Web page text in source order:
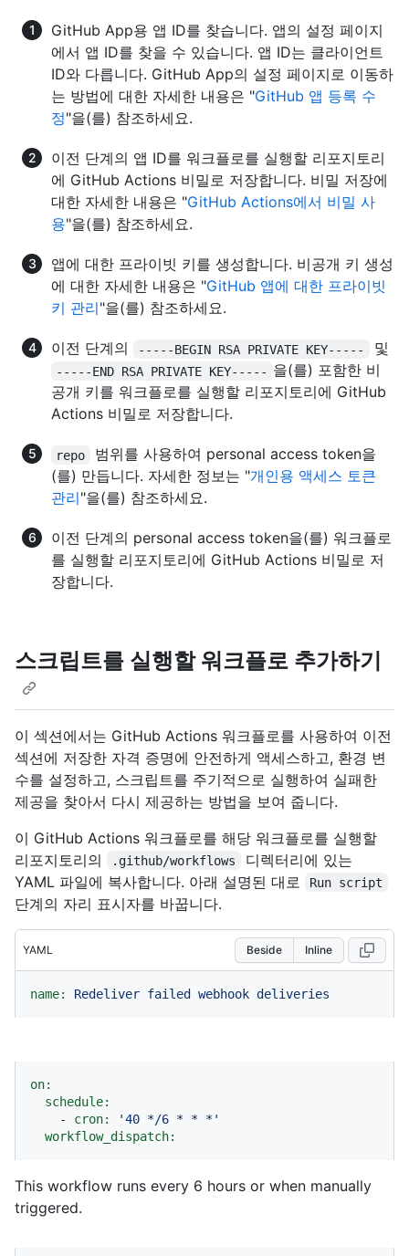
GitHub App용 앱 ID를 찾습니다. 앱의 설정 페이지
에서 앱 ID를 찾을 수 있습니다. 앱 ID는 클라이언트
ID와 다릅니다. GitHub App의 설정 페이지로 이동하
는 방법에 대한 자세한 내용은 "GitHub 앱 등록 수
정"을(를) 참조하세요.
이전 단계의 앱 ID를 워크플로를 실행할 리포지토리
에 GitHub Actions 비밀로 저장합니다. 비밀 저장에
대한 자세한 내용은 "GitHub Actions에서 비밀 사
용"을(를) 참조하세요.
앱에 대한 프라이빗 키를 생성합니다. 비공개 키 생성
에 대한 자세한 내용은 "GitHub 앱에 대한 프라이빗
키 관리"을(를) 참조하세요.
이전 단계의 -----BEGIN RSA PRIVATE KEY----- 및
-----END RSA PRIVATE KEY----- 을(를) 포함한 비
공개 키를 워크플로를 실행할 리포지토리에 GitHub
Actions 비밀로 저장합니다.
repo
범위를 사용하여 personal access token을
(를) 만듭니다. 자세한 정보는 "개인용 액세스 토큰
관리"을(를) 참조하세요.
이전 단계의 personal access token을(를) 워크플로
를 실행할 리포지토리에 GitHub Actions 비밀로 저
장합니다.
스크립트를 실행할 워크플로 추가하기
이 섹션에서는 GitHub Actions 워크플로를 사용하여 이전
섹션에 저장한 자격 증명에 안전하게 액세스하고, 환경 변
수를 설정하고, 스크립트를 주기적으로 실행하여 실패한
제공을 찾아서 다시 제공하는 방법을 보여 줍니다.
이 GitHub Actions 워크플로를 해당 워크플로를 실행할
리포지토리의
.github/workflows
디렉터리에 있는
YAML 파일에 복사합니다. 아래 설명된 대로
Run script
단계의 자리 표시자를 바꿉니다.
YAML Beside Inline
name: Redeliver failed webhook deliveries
on:
schedule:
-
cron:
'40 */6 * * *'
workflow_dispatch:
This workflow runs every 6 hours or when manually
triggered.